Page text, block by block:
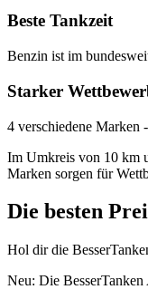
Beste Tankzeit
Benzin ist im
Starker
4 verschiedene Marken
Im Umkreis von 10 km
Marken sorgen für
Die besten
Hol dir die
Neu: Die